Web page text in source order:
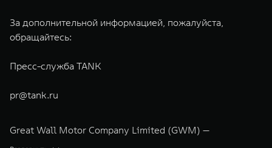
За дополнительной информацией, пожалуйста,
обращайтесь:
Пресс-служба TANK
pr@tank.ru
Great Wall Motor Company Limited (GWM) —